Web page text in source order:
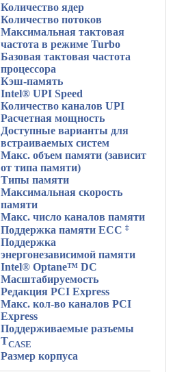
Количество ядер
Количество потоков
Максимальная тактовая
частота в режиме Turbo
Базовая тактовая частота
процессора
Кэш-память
Intel® UPI Speed
Количество каналов UPI
Расчетная мощность
Доступные варианты для
встраиваемых систем
Макс. объем памяти (зависит
от типа памяти)
Типы памяти
Максимальная скорость
памяти
Макс. число каналов памяти
Поддержка памяти ECC‡
Поддержка
энергонезависимой памяти
Intel® Optane™ DC
Масштабируемость
Редакция PCI Express
Макс. кол-во каналов PCI
Express
Поддерживаемые разъемы
TCASE
Размер корпуса